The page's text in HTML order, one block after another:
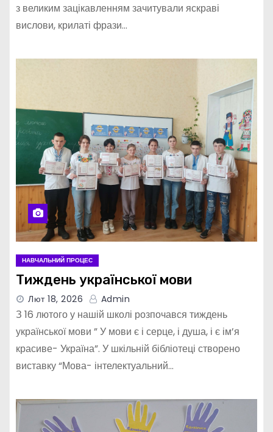
з великим зацікавленням зачитували яскраві
вислови, крилаті фрази…
НАВЧАЛЬНИЙ ПРОЦЕС
Тиждень української мови
Лют 18, 2026 Admin
З 16 лютого у нашій школі розпочався тиждень
української мови ” У мови є і серце, і душа, і є ім’я
красиве- Україна”. У шкільній бібліотеці створено
виставку “Мова- інтелектуальний…